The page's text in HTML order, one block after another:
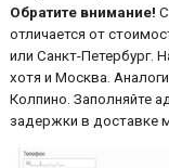
Обратите внимание!
отличается от
или Санкт-Петербург.
хотя и Москва.
Колпино. Заполняйте
задержки в доставке